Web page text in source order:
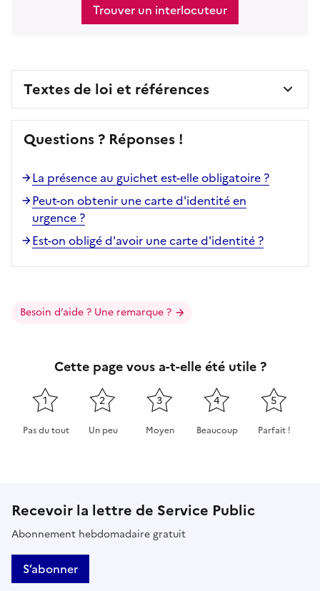
Trouver un interlocuteur
Textes de loi et références
Questions ? Réponses !
La présence au guichet est-elle obligatoire ?
Peut-on obtenir une carte d'identité en
urgence ?
Est-on obligé d'avoir une carte d'identité ?
Besoin d’aide ? Une remarque ?
Cette page vous a-t-elle été utile ?
1
Pas du tout
2
Un peu
3
Moyen
4
Beaucoup
5
Parfait !
Recevoir la lettre de Service Public
Abonnement hebdomadaire gratuit
S’abonner